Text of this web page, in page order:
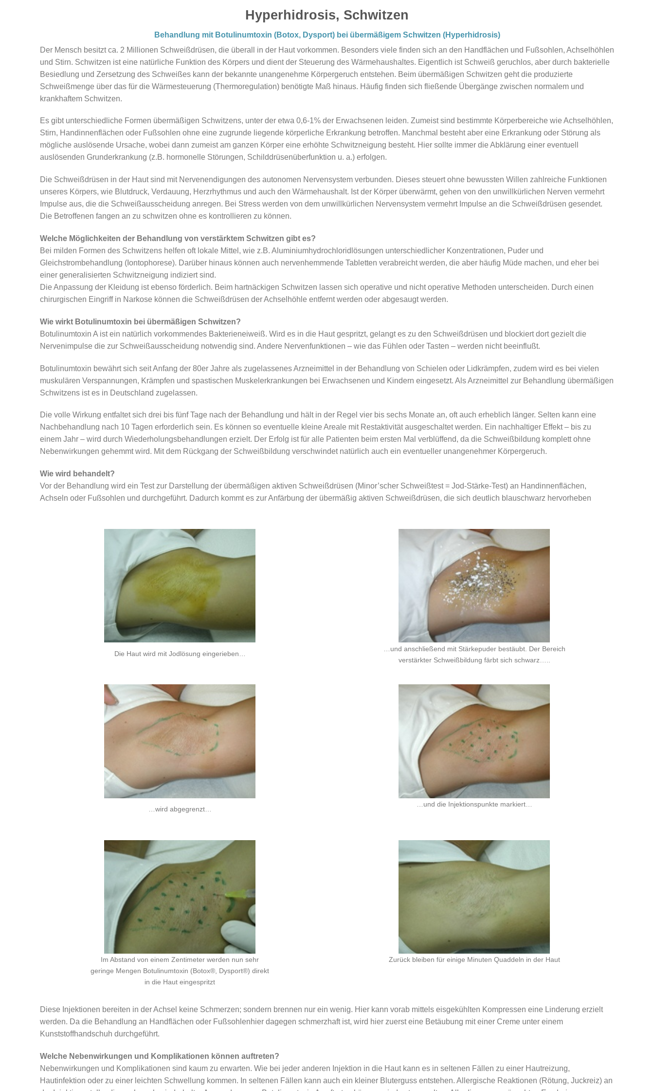
Hyperhidrosis, Schwitzen
Behandlung mit Botulinumtoxin (Botox, Dysport) bei übermäßigem Schwitzen (Hyperhidrosis)
Der Mensch besitzt ca. 2 Millionen Schweißdrüsen, die überall in der Haut vorkommen. Besonders viele finden sich an den Handflächen und Fußsohlen, Achselhöhlen
und Stirn. Schwitzen ist eine natürliche Funktion des Körpers und dient der Steuerung des Wärmehaushaltes. Eigentlich ist Schweiß geruchlos, aber durch bakterielle
Besiedlung und Zersetzung des Schweißes kann der bekannte unangenehme Körpergeruch entstehen. Beim übermäßigen Schwitzen geht die produzierte
Schweißmenge über das für die Wärmesteuerung (Thermoregulation) benötigte Maß hinaus. Häufig finden sich fließende Übergänge zwischen normalem und
krankhaftem Schwitzen.
Es gibt unterschiedliche Formen übermäßigen Schwitzens, unter der etwa 0,6-1% der Erwachsenen leiden. Zumeist sind bestimmte Körperbereiche wie Achselhöhlen,
Stirn, Handinnenflächen oder Fußsohlen ohne eine zugrunde liegende körperliche Erkrankung betroffen. Manchmal besteht aber eine Erkrankung oder Störung als
mögliche auslösende Ursache, wobei dann zumeist am ganzen Körper eine erhöhte Schwitzneigung besteht. Hier sollte immer die Abklärung einer eventuell
auslösenden Grunderkrankung (z.B. hormonelle Störungen, Schilddrüsenüberfunktion u. a.) erfolgen.
Die Schweißdrüsen in der Haut sind mit Nervenendigungen des autonomen Nervensystem verbunden. Dieses steuert ohne bewussten Willen zahlreiche Funktionen
unseres Körpers, wie Blutdruck, Verdauung, Herzrhythmus und auch den Wärmehaushalt. Ist der Körper überwärmt, gehen von den unwillkürlichen Nerven vermehrt
Impulse aus, die die Schweißausscheidung anregen. Bei Stress werden von dem unwillkürlichen Nervensystem vermehrt Impulse an die Schweißdrüsen gesendet.
Die Betroffenen fangen an zu schwitzen ohne es kontrollieren zu können.
Welche Möglichkeiten der Behandlung von verstärktem Schwitzen gibt es?
Bei milden Formen des Schwitzens helfen oft lokale Mittel, wie z.B. Aluminiumhydrochloridlösungen unterschiedlicher Konzentrationen, Puder und
Gleichstrombehandlung (Iontophorese). Darüber hinaus können auch nervenhemmende Tabletten verabreicht werden, die aber häufig Müde machen, und eher bei
einer generalisierten Schwitzneigung indiziert sind.
Die Anpassung der Kleidung ist ebenso förderlich. Beim hartnäckigen Schwitzen lassen sich operative und nicht operative Methoden unterscheiden. Durch einen
chirurgischen Eingriff in Narkose können die Schweißdrüsen der Achselhöhle entfernt werden oder abgesaugt werden.
Wie wirkt Botulinumtoxin bei übermäßigen Schwitzen?
Botulinumtoxin A ist ein natürlich vorkommendes Bakterieneiweiß. Wird es in die Haut gespritzt, gelangt es zu den Schweißdrüsen und blockiert dort gezielt die
Nervenimpulse die zur Schweißausscheidung notwendig sind. Andere Nervenfunktionen – wie das Fühlen oder Tasten – werden nicht beeinflußt.
Botulinumtoxin bewährt sich seit Anfang der 80er Jahre als zugelassenes Arzneimittel in der Behandlung von Schielen oder Lidkrämpfen, zudem wird es bei vielen
muskulären Verspannungen, Krämpfen und spastischen Muskelerkrankungen bei Erwachsenen und Kindern eingesetzt. Als Arzneimittel zur Behandlung übermäßigen
Schwitzens ist es in Deutschland zugelassen.
Die volle Wirkung entfaltet sich drei bis fünf Tage nach der Behandlung und hält in der Regel vier bis sechs Monate an, oft auch erheblich länger. Selten kann eine
Nachbehandlung nach 10 Tagen erforderlich sein. Es können so eventuelle kleine Areale mit Restaktivität ausgeschaltet werden. Ein nachhaltiger Effekt – bis zu
einem Jahr – wird durch Wiederholungsbehandlungen erzielt. Der Erfolg ist für alle Patienten beim ersten Mal verblüffend, da die Schweißbildung komplett ohne
Nebenwirkungen gehemmt wird. Mit dem Rückgang der Schweißbildung verschwindet natürlich auch ein eventueller unangenehmer Körpergeruch.
Wie wird behandelt?
Vor der Behandlung wird ein Test zur Darstellung der übermäßigen aktiven Schweißdrüsen (Minor’scher Schweißtest = Jod-Stärke-Test) an Handinnenflächen,
Achseln oder Fußsohlen und durchgeführt. Dadurch kommt es zur Anfärbung der übermäßig aktiven Schweißdrüsen, die sich deutlich blauschwarz hervorheben
Die Haut wird mit Jodlösung eingerieben…
…und anschließend mit Stärkepuder bestäubt. Der Bereich
verstärkter Schweißbildung färbt sich schwarz…..
…wird abgegrenzt…
…und die Injektionspunkte markiert…
Im Abstand von einem Zentimeter werden nun sehr
geringe Mengen Botulinumtoxin (Botox®, Dysport®) direkt
in die Haut eingespritzt
Zurück bleiben für einige Minuten Quaddeln in der Haut
Diese Injektionen bereiten in der Achsel keine Schmerzen; sondern brennen nur ein wenig. Hier kann vorab mittels eisgekühlten Kompressen eine Linderung erzielt
werden. Da die Behandlung an Handflächen oder Fußsohlenhier dagegen schmerzhaft ist, wird hier zuerst eine Betäubung mit einer Creme unter einem
Kunststoffhandschuh durchgeführt.
Welche Nebenwirkungen und Komplikationen können auftreten?
Nebenwirkungen und Komplikationen sind kaum zu erwarten. Wie bei jeder anderen Injektion in die Haut kann es in seltenen Fällen zu einer Hautreizung,
Hautinfektion oder zu einer leichten Schwellung kommen. In seltenen Fällen kann auch ein kleiner Bluterguss entstehen. Allergische Reaktionen (Rötung, Juckreiz) an